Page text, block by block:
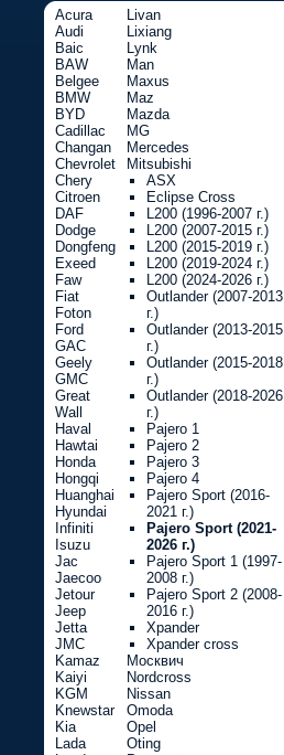
Acura
Audi
Baic
BAW
Belgee
BMW
BYD
Cadillac
Changan
Chevrolet
Chery
Citroen
DAF
Dodge
Dongfeng
Exeed
Faw
Fiat
Foton
Ford
GAC
Geely
GMC
Great
Wall
Haval
Hawtai
Honda
Hongqi
Huanghai
Hyundai
Infiniti
Isuzu
Jac
Jaecoo
Jetour
Jeep
Jetta
JMC
Kamaz
Kaiyi
KGM
Knewstar
Kia
Lada
Livan
Lixiang
Lynk
Man
Maxus
Maz
Mazda
MG
Mercedes
Mitsubishi
ASX
Eclipse Cross
L200 (1996-2007 г.)
L200 (2007-2015 г.)
L200 (2015-2019 г.)
L200 (2019-2024 г.)
L200 (2024-2026 г.)
Outlander (2007-2013
г.)
Outlander (2013-2015
г.)
Outlander (2015-2018
г.)
Outlander (2018-2026
г.)
Pajero 1
Pajero 2
Pajero 3
Pajero 4
Pajero Sport (2016-
2021 г.)
Pajero Sport (2021-
2026 г.)
Pajero Sport 1 (1997-
2008 г.)
Pajero Sport 2 (2008-
2016 г.)
Xpander
Xpander cross
Москвич
Nordcross
Nissan
Omoda
Opel
Oting